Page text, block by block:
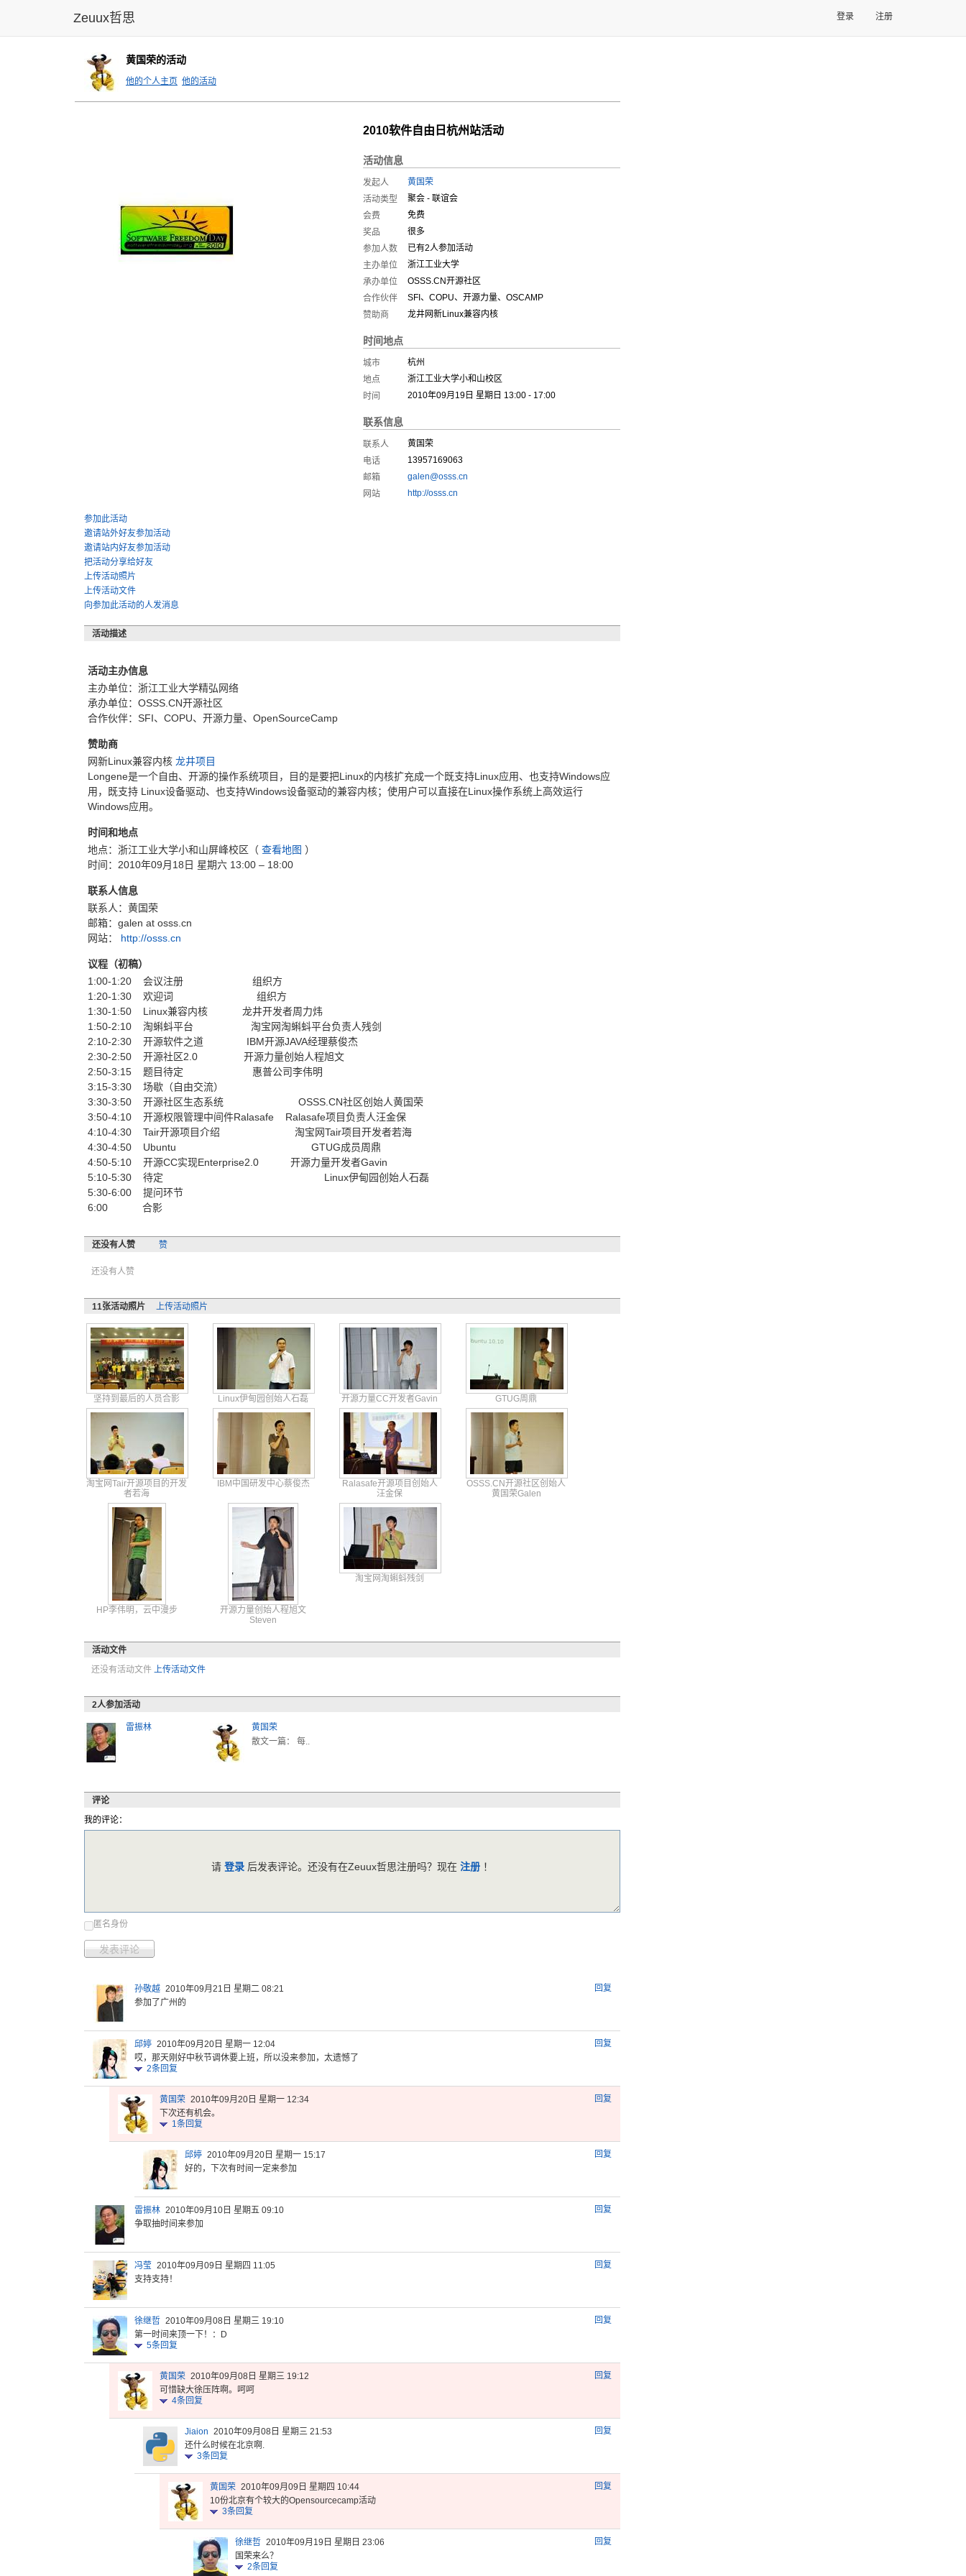
Zeuux哲思 登录 注册
黄国荣的活动
他的个人主页 他的活动
2010软件自由日杭州站活动
活动信息
发起人
黄国荣
活动类型
聚会 - 联谊会
会费
免费
奖品
很多
参加人数
已有2人参加活动
主办单位
浙江工业大学
承办单位
OSSS.CN开源社区
合作伙伴
SFI、COPU、开源力量、OSCAMP
赞助商
龙井网新Linux兼容内核
时间地点
城市
杭州
地点
浙江工业大学小和山校区
时间
2010年09月19日 星期日 13:00 - 17:00
联系信息
联系人
黄国荣
电话
13957169063
邮箱
galen@osss.cn
网站
http://osss.cn
参加此活动
邀请站外好友参加活动
邀请站内好友参加活动
把活动分享给好友
上传活动照片
上传活动文件
向参加此活动的人发消息
活动描述
活动主办信息
主办单位：浙江工业大学精弘网络
承办单位：OSSS.CN开源社区
合作伙伴：SFI、COPU、开源力量、OpenSourceCamp
赞助商
网新Linux兼容内核 龙井项目
Longene是一个自由、开源的操作系统项目，目的是要把Linux的内核扩充成一个既支持Linux应用、也支持Windows应
用，既支持 Linux设备驱动、也支持Windows设备驱动的兼容内核；使用户可以直接在Linux操作系统上高效运行
Windows应用。
时间和地点
地点：浙江工业大学小和山屏峰校区（ 查看地图 ）
时间：2010年09月18日 星期六 13:00 – 18:00
联系人信息
联系人：黄国荣
邮箱：galen at osss.cn
网站： http://osss.cn
议程（初稿）
1:00-1:20 会议注册 组织方
1:20-1:30 欢迎词 组织方
1:30-1:50 Linux兼容内核 龙井开发者周力炜
1:50-2:10 淘蝌蚪平台 淘宝网淘蝌蚪平台负责人残剑
2:10-2:30 开源软件之道 IBM开源JAVA经理蔡俊杰
2:30-2:50 开源社区2.0 开源力量创始人程旭文
2:50-3:15 题目待定 惠普公司李伟明
3:15-3:30 场歇（自由交流）
3:30-3:50 开源社区生态系统 OSSS.CN社区创始人黄国荣
3:50-4:10 开源权限管理中间件Ralasafe Ralasafe项目负责人汪金保
4:10-4:30 Tair开源项目介绍 淘宝网Tair项目开发者若海
4:30-4:50 Ubuntu GTUG成员周鼎
4:50-5:10 开源CC实现Enterprise2.0 开源力量开发者Gavin
5:10-5:30 待定 Linux伊甸园创始人石磊
5:30-6:00 提问环节
6:00 合影
还没有人赞 赞
还没有人赞
11张活动照片 上传活动照片
坚持到最后的人员合影 Linux伊甸园创始人石磊 开源力量CC开发者Gavin GTUG周鼎
淘宝网Tair开源项目的开发
者若海
IBM中国研发中心蔡俊杰
Ralasafe开源项目创始人
汪金保
OSSS.CN开源社 区创始人
黄国荣Gal en
HP李伟明，云中漫步
开源力量创始人程旭文
Steven
淘宝网淘蝌蚪残剑
活动文件
还没有活动文件 上传活动文件
2人参加活动
雷振林
黄国荣
散文一篇： 每..
评论
我的评论：
匿名身份
发表评论
请 登录后发表评论。还没有在Zeuux哲思注册吗？现在 注册！
回复
孙敬越 2010年09月21日 星期二 08:21
参加了广州的
回复
邱婷 2010年09月20日 星期一 12:04
哎，那天刚 好中秋节调休要上班， 所以没来参加，太遗憾 了
2条回复
回复
黄国荣 2010年09月20日 星期一 12:34
下次还有机会。
1条回复
回复
邱婷 2010年09月20日 星期一 15:17
好的，下次有时间一定来参加
回复
雷振林 2010年09月10日 星期五 09:10
争取抽时间来参加
回复
冯莹 2010年09月09日 星期四 11:05
支持支持！
回复
徐继哲 2010年09月08日 星期三 19:10
第一时间来顶一下！：D
5条回复
回复
黄国荣 2010年09月08日 星期三 19:12
可惜缺大徐压阵啊。呵呵
4条回复
回复
Jiaion 2010年09月08日 星期三 21:53
还什么时候在北京啊.
3条回复
回复
黄国荣 2010年09月09日 星期四 10:44
10份北京有个较大的Opensourcecamp活动
3条回复
回复
徐继哲 2010年09月19日 星期日 23:06
国荣来么？
2条回复